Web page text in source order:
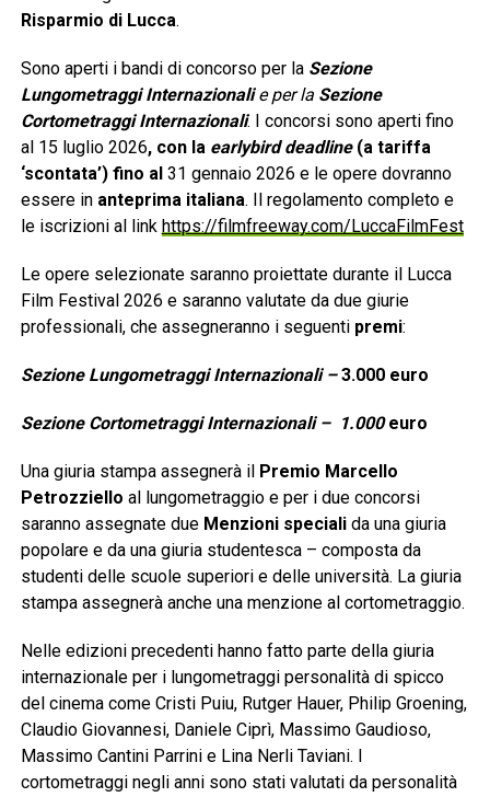
Risparmio di Lucca.
Sono aperti i bandi di concorso per la Sezione
Lungometraggi Internazionalie per la Sezione
Cortometraggi Internazionali. I concorsi sono aperti fino
al 15 luglio 2026, con la earlybird deadline(a tariffa
‘scontata’) fino al 31 gennaio 2026 e le opere dovranno
essere in anteprima italiana. Il regolamento completo e
le iscrizioni al link https://filmfreeway.com/LuccaFilmFest
Le opere selezionate saranno proiettate durante il Lucca
Film Festival 2026 e saranno valutate da due giurie
professionali, che assegneranno i seguenti premi:
Sezione Lungometraggi Internazionali –3.000 euro
Sezione Cortometraggi Internazionali – 1.000euro
Una giuria stampa assegnerà il Premio Marcello
Petrozziello al lungometraggio e per i due concorsi
saranno assegnate dueMenzioni speciali da una giuria
popolare e da una giuria studentesca – composta da
studenti delle scuole superiori e delle università. La giuria
stampa assegnerà anche una menzione al cortometraggio.
Nelle edizioni precedenti hanno fatto parte della giuria
internazionale per i lungometraggi personalità di spicco
del cinema come Cristi Puiu, Rutger Hauer, Philip Groening,
Claudio Giovannesi, Daniele Ciprì, Massimo Gaudioso,
Massimo Cantini Parrini e Lina Nerli Taviani. I
cortometraggi negli anni sono stati valutati da personalità